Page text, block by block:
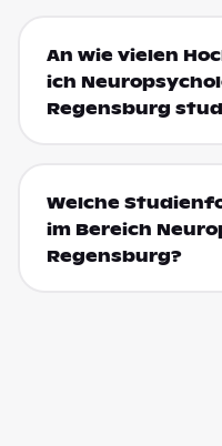
An wie vielen
ich
Regensburg
Welche
im Bereich
Regensburg?